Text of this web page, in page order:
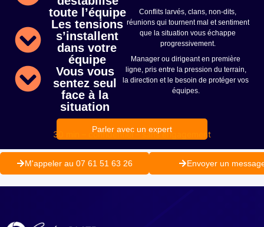
toute l’équipe
Les tensions
s’installent
dans votre
équipe
Conflits larvés, clans, non-dits,
réunions qui tournent mal et sentiment
que la situation vous échappe
progressivement.
Vous vous
sentez seul
face à la
situation
Manager ou dirigeant en première
ligne, pris entre la pression du terrain,
la direction et le besoin de protéger vos
équipes.
Parler avec un expert
30 min – confidentiel – sans engagement
M'appeler au 07 61 51 63 26 Envoyer un